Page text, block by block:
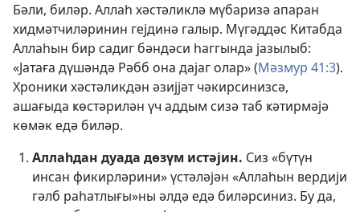
Бәли, биләр. Аллаһ хәстәликлә мүбаризә апаран
хидмәтчиләринин гејдинә галыр. Мүгәддәс Китабда
Аллаһын бир садиг бәндәси һаггында јазылыб:
«Јатаға дүшәндә Рәбб она дајаг олар» (Мәзмур 41:3).
Хроники хәстәликдән әзијјәт чәкирсинизсә,
ашағыда ҝөстәрилән үч аддым сизә таб ҝәтирмәјә
көмәк едә биләр.
Аллаһдан дуада дөзүм истәјин. Сиз «бүтүн
инсан фикирләрини» үстәләјән «Аллаһын вердији
гәлб раһатлығы»ны әлдә едә биләрсиниз. Бу да,